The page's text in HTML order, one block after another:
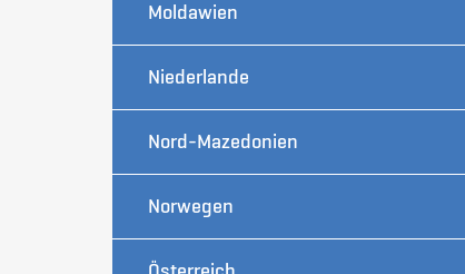
Moldawien
Niederlande
Nord-Mazedonien
Norwegen